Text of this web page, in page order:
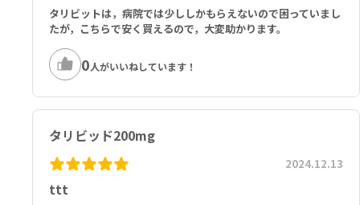
タリビットは，病院では少ししかもらえないので困っていまし
たが，こちらで安く買えるので，大変助かります。
0人がいいねしています！
タリビッド200mg
ttt
2024.12.13